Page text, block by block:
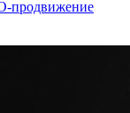
продвижение